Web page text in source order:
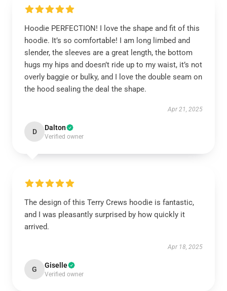
Hoodie PERFECTION! I love the shape and fit of this
hoodie. It’s so comfortable! I am long limbed and
slender, the sleeves are a great length, the bottom
hugs my hips and doesn’t ride up to my waist, it’s not
overly baggie or bulky, and I love the double seam on
the hood sealing the deal the shape.
Apr 21, 2025
D Dalton
Verified owner
The design of this Terry Crews hoodie is fantastic,
and I was pleasantly surprised by how quickly it
arrived.
Apr 18, 2025
G Giselle
Verified owner